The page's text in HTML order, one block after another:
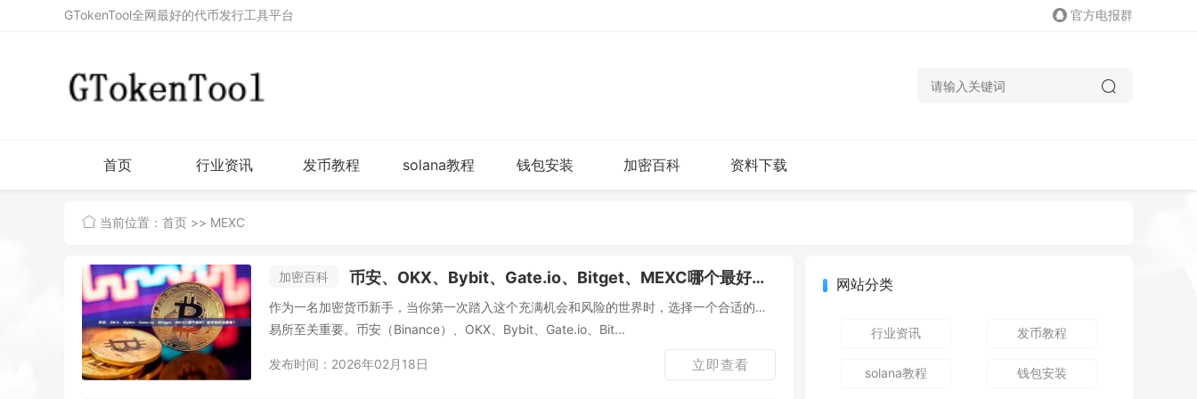
GTokenTool全网最好的代币发行工具平台 官方电报群
首页 行业资讯 发币教程 solana教程 钱包安装 加密百科 资料下载
当前位置： 首页 >> MEXC
加密百科 币安、OKX、Bybit、Gate.io、Bitget、MEXC哪个最好？新手应该选哪家？
作为一名加密货币新手，当你第一次踏入这个充满机会和风险的世界时，选择一个合适的交
易所至关重要。币安（Binance）、OKX、Bybit、Gate.io、Bit...
发布时间：2026年02月18日 立即查看
网站分类
行业资讯 发币教程
solana教程 钱包安装